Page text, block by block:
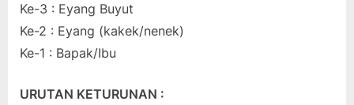
Ke-3 : Eyang Buyut
Ke-2 : Eyang (kakek/nenek)
Ke-1 : Bapak/Ibu
URUTAN KETURUNAN :